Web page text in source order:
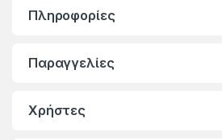
Πληροφορίες
Παραγγελίες
Χρήστες